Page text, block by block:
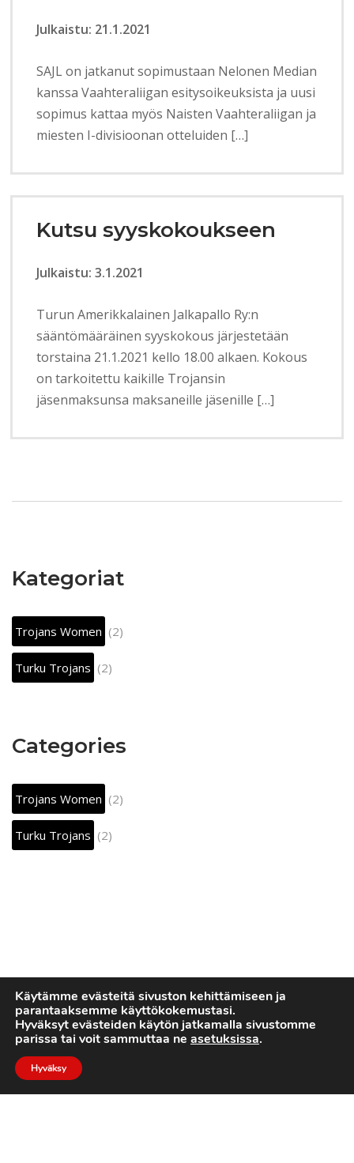
Julkaistu: 21.1.2021
SAJL on jatkanut sopimustaan Nelonen Median
kanssa Vaahteraliigan esitysoikeuksista ja uusi
sopimus kattaa myös Naisten Vaahteraliigan ja
miesten I-divisioonan otteluiden […]
Kutsu syyskokoukseen
Julkaistu: 3.1.2021
Turun Amerikkalainen Jalkapallo Ry:n
sääntömääräinen syyskokous järjestetään
torstaina 21.1.2021 kello 18.00 alkaen. Kokous
on tarkoitettu kaikille Trojansin
jäsenmaksunsa maksaneille jäsenille […]
Kategoriat
Trojans Women (2)
Turku Trojans (2)
Categories
Trojans Women (2)
Turku Trojans (2)
Käytämme evästeitä sivuston kehittämiseen ja
parantaaksemme käyttökokemustasi.
Hyväksyt evästeiden käytön jatkamalla sivustomme
parissa tai voit sammuttaa ne asetuksissa.
Hyväksy